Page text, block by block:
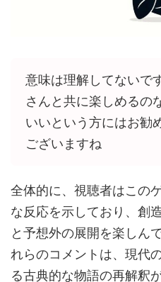
意味は理解してないで
さんと共に楽しめるの
いいという方にはお勧
ございますね
全体的に、視聴者はこの
な反応を示しており、創
と予想外の展開を楽しん
れらのコメントは、現代
る古典的な物語の再解釈